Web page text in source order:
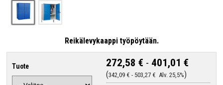
Reikälevykaappi työpöytään.
Tuote 272,58 € - 401,01 €
342,09 € - 503,27 € Alv. 25,5%